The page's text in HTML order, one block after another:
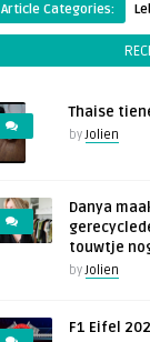
Article Categories:
Thaise
byJolien
Danya
touwtje
byJolien
F1 Eifel